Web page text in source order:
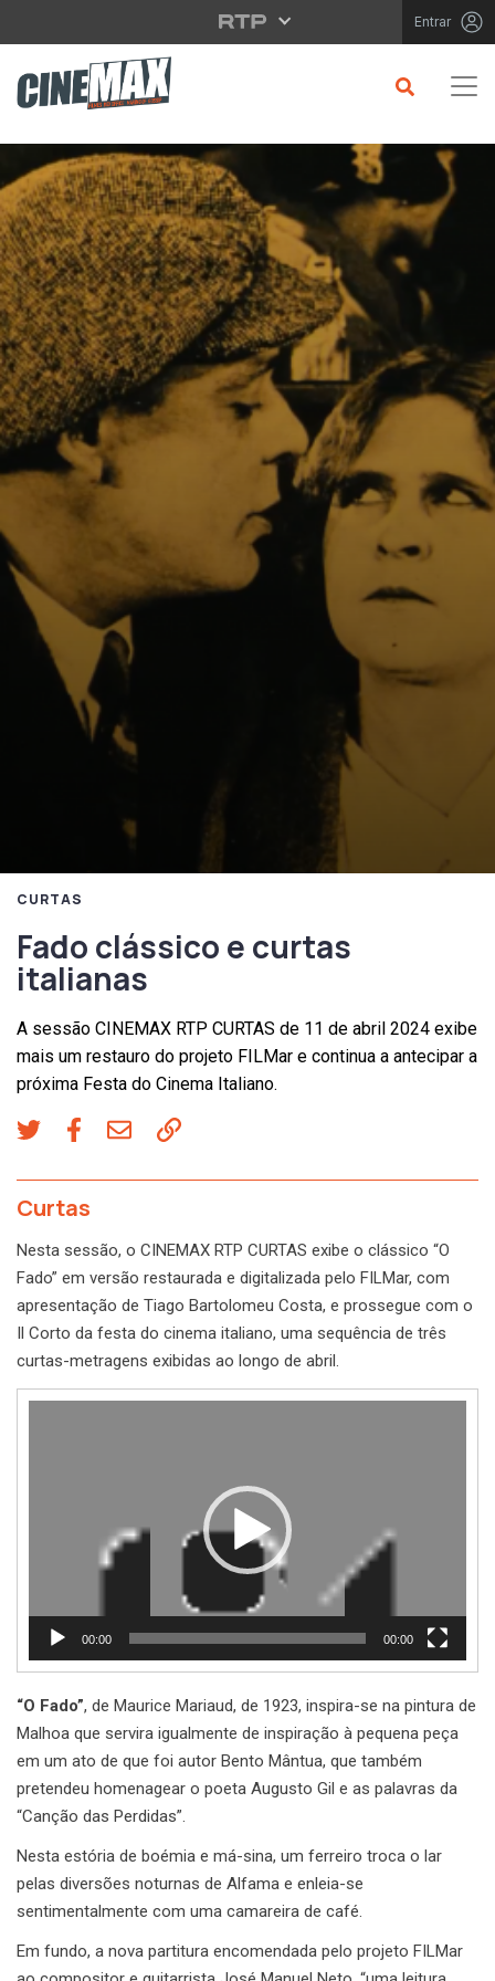
Saltar para o conteúdo principal Entrar
CURTAS
Fado clássico e curtas
italianas
A sessão CINEMAX RTP CURTAS de 11 de abril 2024 exibe
mais um restauro do projeto FILMar e continua a antecipar a
próxima Festa do Cinema Italiano.
Curtas
Nesta sessão, o CINEMAX RTP CURTAS exibe o clássico “O
Fado” em versão restaurada e digitalizada pelo FILMar, com
apresentação de Tiago Bartolomeu Costa, e prossegue com o
Il Corto da festa do cinema italiano, uma sequência de três
curtas-metragens exibidas ao longo de abril.
00:00 00:00
“O Fado”, de Maurice Mariaud, de 1923, inspira-se na pintura de
Malhoa que servira igualmente de inspiração à pequena peça
em um ato de que foi autor Bento Mântua, que também
pretendeu homenagear o poeta Augusto Gil e as palavras da
“Canção das Perdidas”.
Nesta estória de boémia e má-sina, um ferreiro troca o lar
pelas diversões noturnas de Alfama e enleia-se
sentimentalmente com uma camareira de café.
Em fundo, a nova partitura encomendada pelo projeto FILMar